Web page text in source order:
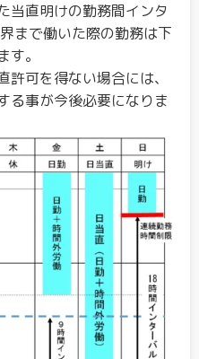
当直明けの勤務間インタ
まで働いた際の勤務は下
。
可を得ない場合には、
る事が今後必要になりま